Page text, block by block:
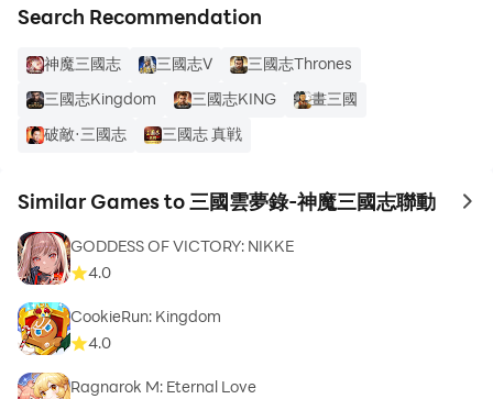
Search Recommendation
神魔三國志 三國志Ⅴ
三國志Thrones
三國志Kingdom
三國志KING
畫三國
破敵·三國志
三國志 真戦
Similar Games to 三國雲夢錄-神魔三國志聯動 to
GODDESS OF VICTORY: NIKKE
4.0
CookieRun: Kingdom
4.0
Ragnarok M: Eternal Love